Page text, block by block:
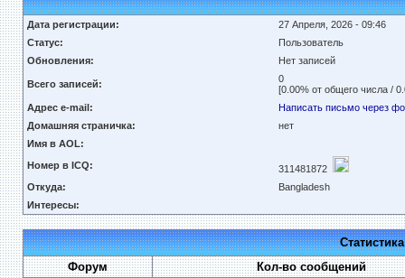
Дата регистрации:
27 Апреля, 2026 - 09:46
Статус:
Пользователь
Обновления:
Нет записей
Всего записей:
0
[0.00% от общего числа /
Адрес e-mail:
Написать письмо через
Домашняя страничка:
нет
Имя в AOL:
Номер в ICQ:
311481872
Откуда:
Bangladesh
Интересы:
Форум
Кол-во сообщений